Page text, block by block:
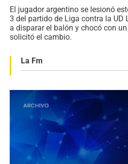
El jugador argentino se lesionó
3 del partido de Liga contra la UD
a disparar el balón y chocó con
solicitó el cambio.
La Fm